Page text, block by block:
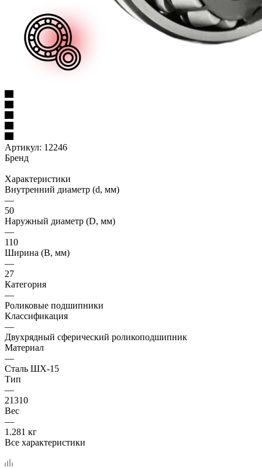
Артикул: 12246
Бренд
Характеристики
Внутренний диаметр (d, мм)
—
50
Наружный диаметр (D, мм)
—
110
Ширина (B, мм)
—
27
Категория
—
Роликовые подшипники
Классификация
—
Двухрядный сферический роликоподшипник
Материал
—
Сталь ШХ-15
Тип
—
21310
Вес
—
1.281 кг
Все характеристики